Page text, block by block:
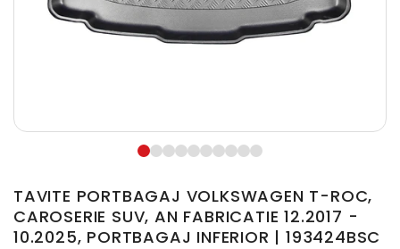
TAVITE PORTBAGAJ VOLKSWAGEN T-ROC,
CAROSERIE SUV, AN FABRICATIE 12.2017 -
10.2025, PORTBAGAJ INFERIOR | 193424BSC